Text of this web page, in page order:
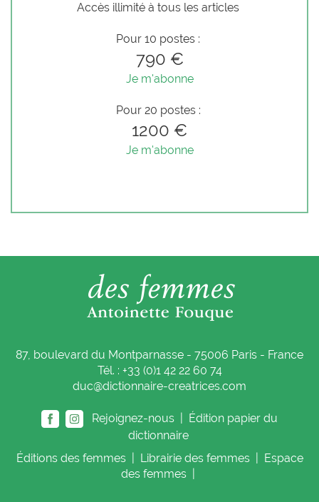
Accès illimité à tous les articles
Pour 10 postes :
790 €
Je m'abonne
Pour 20 postes :
1200 €
Je m'abonne
87, boulevard du Montparnasse - 75006 Paris - France
Tél. : +33 (0)1 42 22 60 74
duc@dictionnaire-creatrices.com
Rejoignez-nous |
Édition papier du
dictionnaire
Éditions des femmes Librairie des femmes
Espace
des femmes